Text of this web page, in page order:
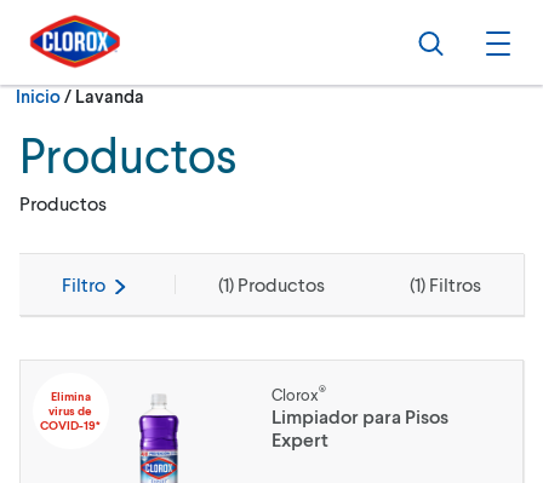
Ir al Menú principal
Ir a Contenido
Ir al Pie de página
Buscar
Inicio/Actualmente:
Lavanda
Productos
Productos
Filtro (1) Productos (1) Filtros
Elimina
virus de
COVID-19*
Clorox®
Limpiador para Pisos
Expert